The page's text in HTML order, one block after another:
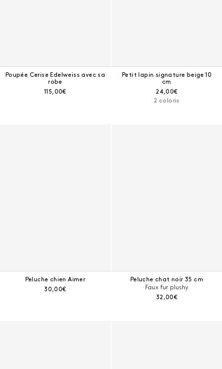
Poupée Cerise Edelweiss avec sa
robe
Prix courant :
115,00€
Petit lapin signature beige 10
cm
Prix courant :
24,00€
2 coloris
Peluche chien Aimer
Prix courant :
30,00€
Peluche chat noir 35 cm
Faux fur plushy
Prix courant :
32,00€